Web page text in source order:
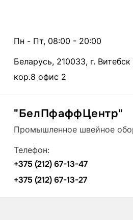
Пн - Пт, 08:00 - 20:00
Беларусь, 210033, г.
кор.8 офис 2
"БелПфаффЦентр"
Промышленное швейное
Телефон:
+375 (212) 67-13-47
+375 (212) 67-13-27